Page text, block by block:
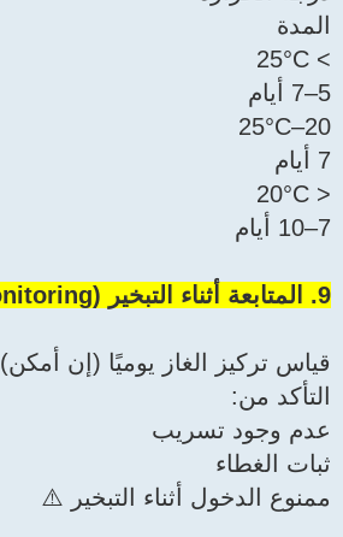
المدة
> 25°C
5–7 أيام
20–25°C
7 أيام
< 20°C
7–10 أيام
9. المتابعة أثناء التبخير (Monitoring)
قياس تركيز الغاز يوميًا (إن أمكن)
التأكد من:
عدم وجود تسريب
ثبات الغطاء
ممنوع الدخول أثناء التبخير ⚠️